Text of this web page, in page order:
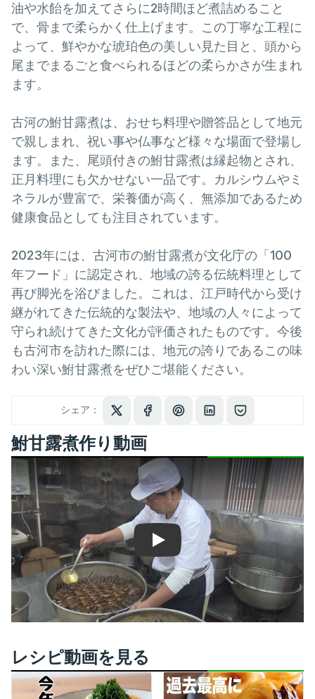
油や水飴を加えてさらに2時間ほど煮詰めること
で、骨まで柔らかく仕上げます。この丁寧な工程に
よって、鮮やかな琥珀色の美しい見た目と、頭から
尾までまるごと食べられるほどの柔らかさが生まれ
ます。
古河の鮒甘露煮は、おせち料理や贈答品として地元
で親しまれ、祝い事や仏事など様々な場面で登場し
ます。また、尾頭付きの鮒甘露煮は縁起物とされ、
正月料理にも欠かせない一品です。カルシウムやミ
ネラルが豊富で、栄養価が高く、無添加であるため
健康食品としても注目されています。
2023年には、古河市の鮒甘露煮が文化庁の「100
年フード」に認定され、地域の誇る伝統料理として
再び脚光を浴びました。これは、江戸時代から受け
継がれてきた伝統的な製法や、地域の人々によって
守られ続けてきた文化が評価されたものです。今後
も古河市を訪れた際には、地元の誇りであるこの味
わい深い鮒甘露煮をぜひご堪能ください。
シェア：
鮒甘露煮作り動画
Play
レシピ動画を見る